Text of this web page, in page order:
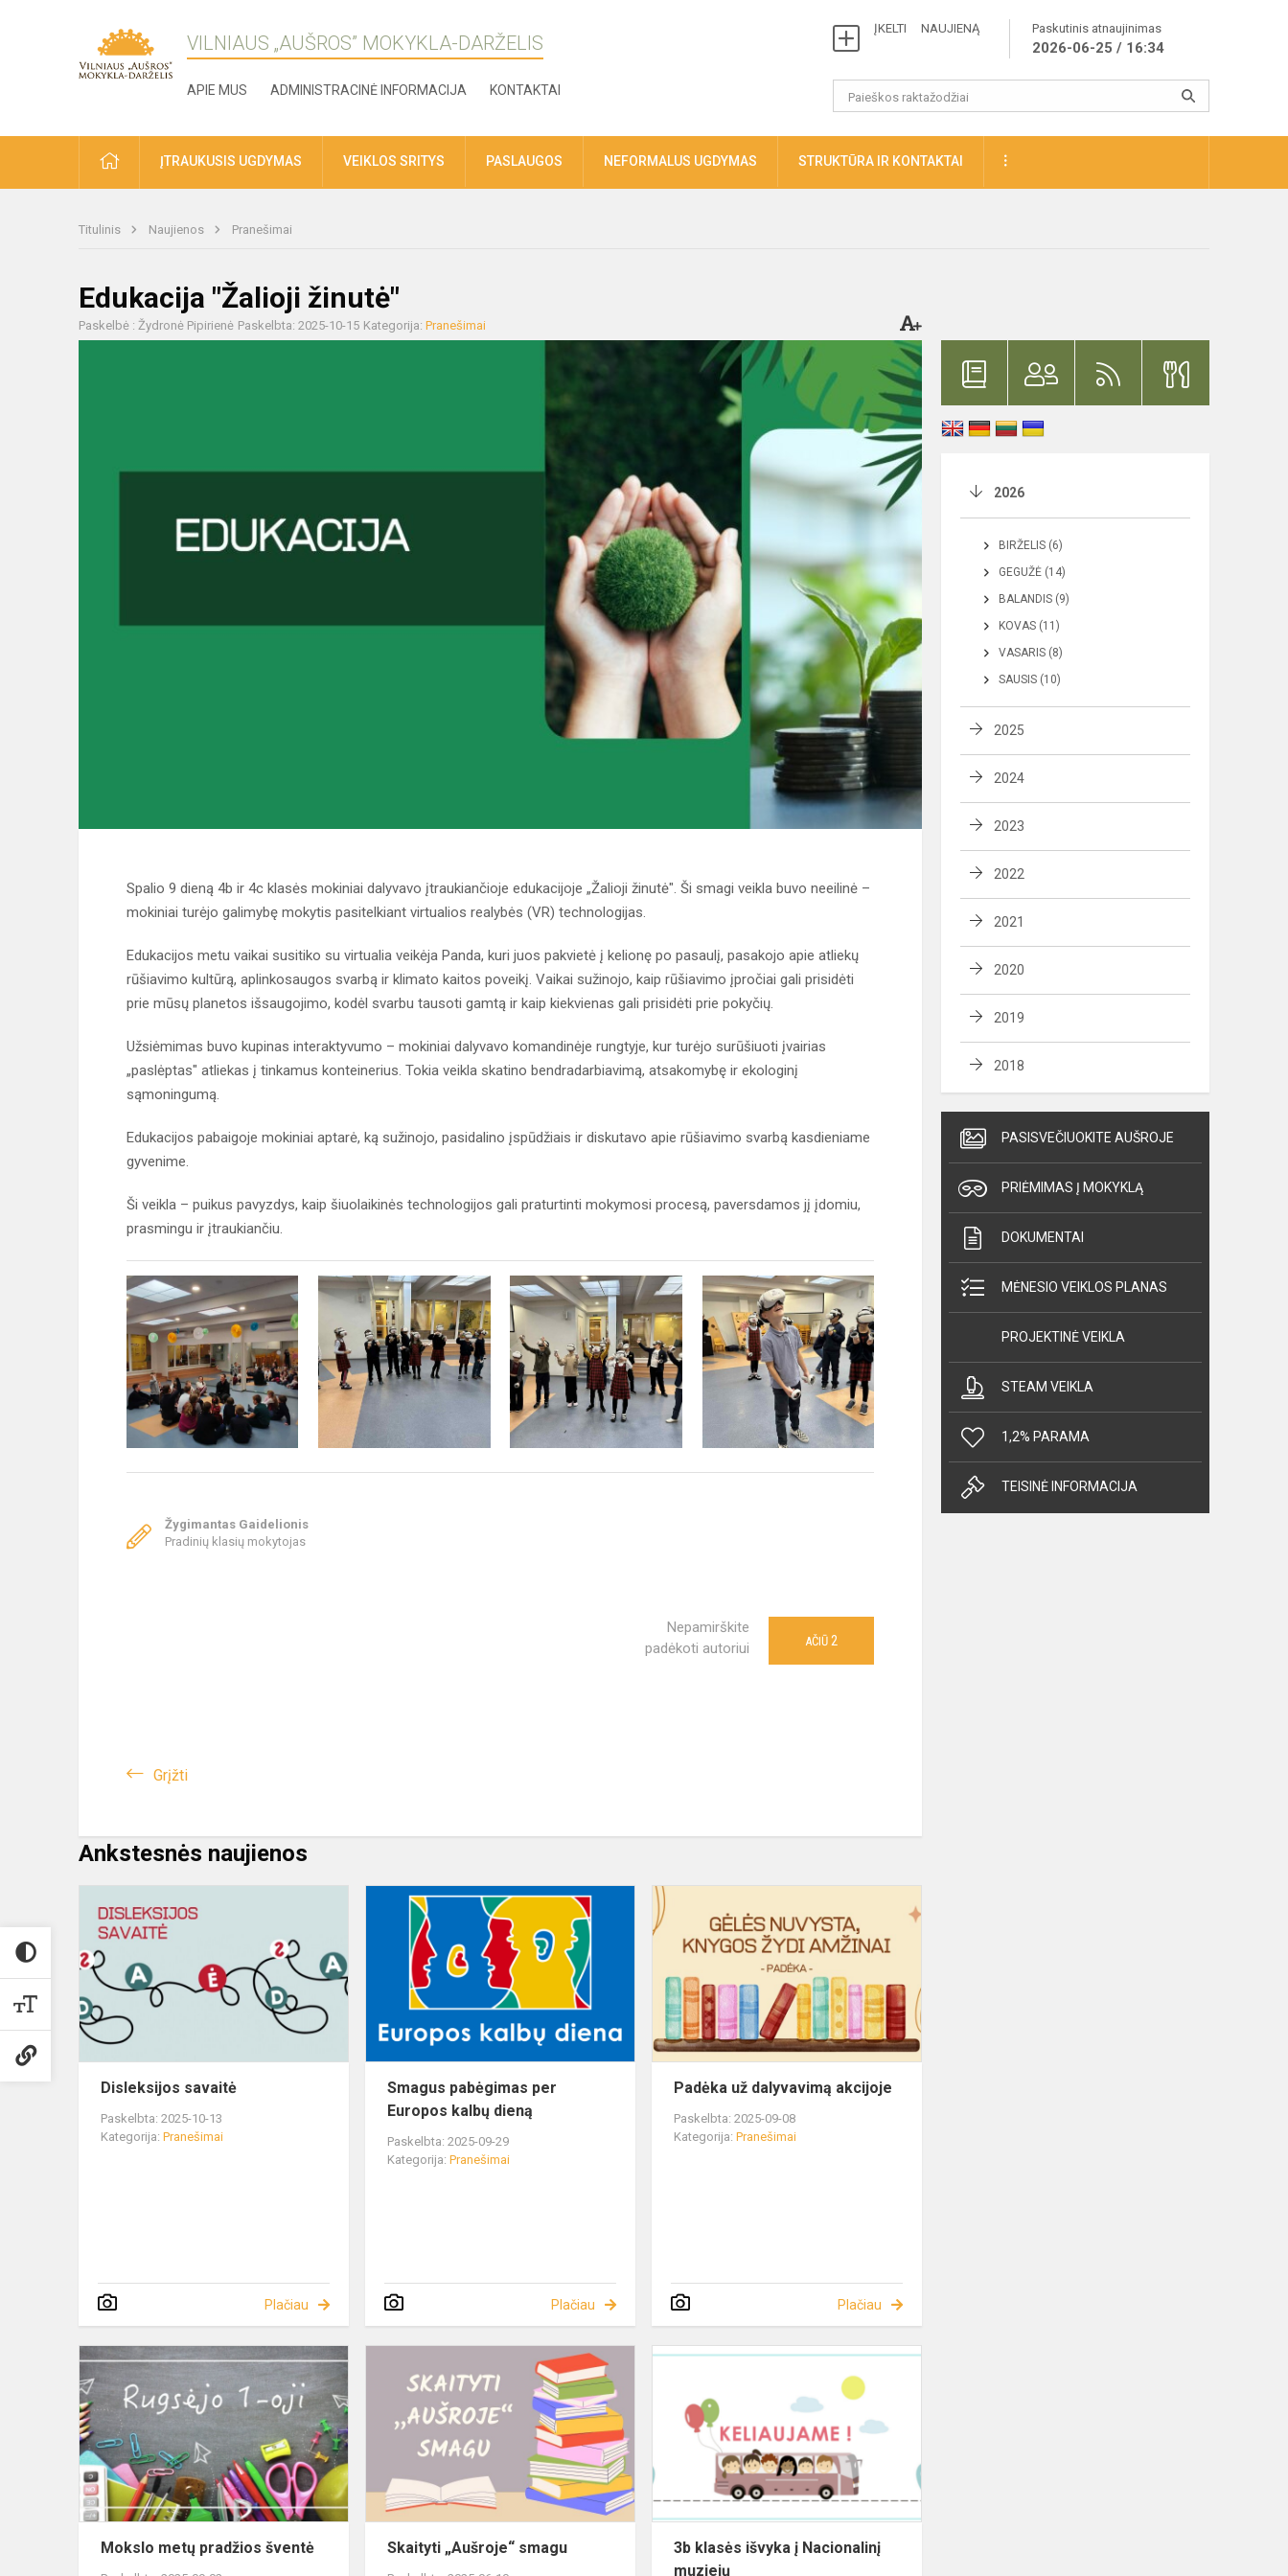
VILNIAUS „AUŠROS” MOKYKLA-DARŽELIS
APIE MUS ADMINISTRACINĖ INFORMACIJA KONTAKTAI
ĮKELTI NAUJIENĄ Paskutinis atnaujinimas
2026-06-25 / 16:34
ĮTRAUKUSIS UGDYMAS VEIKLOS SRITYS PASLAUGOS NEFORMALUS UGDYMAS STRUKTŪRA IR KONTAKTAI
Titulinis Naujienos Pranešimai
Edukacija "Žalioji žinutė"
Paskelbė : Žydronė Pipirienė Paskelbta: 2025-10-15 Kategorija: Pranešimai
Spalio 9 dieną 4b ir 4c klasės mokiniai dalyvavo įtraukiančioje edukacijoje „Žalioji žinutė". Ši smagi veikla buvo neeilinė –
mokiniai turėjo galimybę mokytis pasitelkiant virtualios realybės (VR) technologijas.
Edukacijos metu vaikai susitiko su virtualia veikėja Panda, kuri juos pakvietė į kelionę po pasaulį, pasakojo apie atliekų
rūšiavimo kultūrą, aplinkosaugos svarbą ir klimato kaitos poveikį. Vaikai sužinojo, kaip rūšiavimo įpročiai gali prisidėti
prie mūsų planetos išsaugojimo, kodėl svarbu tausoti gamtą ir kaip kiekvienas gali prisidėti prie pokyčių.
Užsiėmimas buvo kupinas interaktyvumo – mokiniai dalyvavo komandinėje rungtyje, kur turėjo surūšiuoti įvairias
„paslėptas" atliekas į tinkamus konteinerius. Tokia veikla skatino bendradarbiavimą, atsakomybę ir ekologinį
sąmoningumą.
Edukacijos pabaigoje mokiniai aptarė, ką sužinojo, pasidalino įspūdžiais ir diskutavo apie rūšiavimo svarbą kasdieniame
gyvenime.
Ši veikla – puikus pavyzdys, kaip šiuolaikinės technologijos gali praturtinti mokymosi procesą, paversdamos jį įdomiu,
prasmingu ir įtraukiančiu.
Žygimantas Gaidelionis
Pradinių klasių mokytojas
Nepamirškite
padėkoti autoriui
AČIŪ 2
Grįžti
Ankstesnės naujienos
Disleksijos savaitė
Paskelbta: 2025-10-13
Kategorija: Pranešimai
Plačiau
Smagus pabėgimas per
Europos kalbų dieną
Paskelbta: 2025-09-29
Kategorija:Pranešimai
Plačiau
Padėka už dalyvavimą akcijoje
Paskelbta: 2025-09-08
Kategorija:Pranešimai
Plačiau
Mokslo metų pradžios šventė Skaityti „Aušroje“ smagu
3b klasės išvyka į Nacionalinį
muziejų
2026
BIRŽELIS (6)
GEGUŽĖ (14)
BALANDIS (9)
KOVAS (11)
VASARIS (8)
SAUSIS (10)
2025
2024
2023
2022
2021
2020
2019
2018
PASISVEČIUOKITE AUŠROJE
PRIĖMIMAS Į MOKYKLĄ
DOKUMENTAI
MĖNESIO VEIKLOS PLANAS
PROJEKTINĖ VEIKLA
STEAM VEIKLA
1,2% PARAMA
TEISINĖ INFORMACIJA